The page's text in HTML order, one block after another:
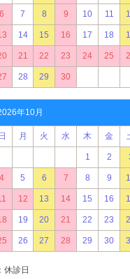
6 7 8 9 10 11
14 15 16 17 18
21 22 23 24 25
28 29 30
年10月
日 月 火 水 木 金
1 2
4 5 6 7 8 9
12 13 14 15 16
19 20 21 22 23
26 27 28 29 30
：休診日